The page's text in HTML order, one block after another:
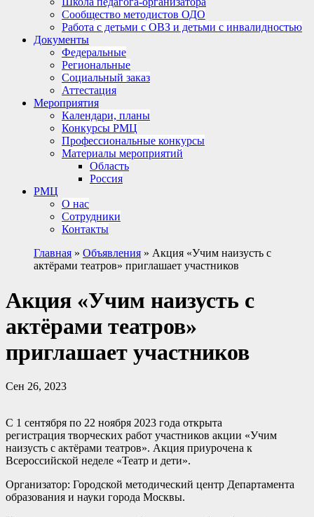
Сообщество методистов ОДО
Работа с детьми с ОВЗ и детьми с инвалидностью
Документы
Федеральные
Региональные
Социальный заказ
Аттестация
Мероприятия
Календари, планы
Конкурсы РМЦ
Профессиональные конкурсы
Материалы мероприятий
Область
Россия
РМЦ
О нас
Сотрудники
Контакты
Главная » Объявления » Акция «Учим наизусть с
актёрами театров» приглашает участников
Акция «Учим наизусть с
актёрами театров»
приглашает участников
Сен 26, 2023
С 1 сентября по 22 ноября 2023 года открыта
регистрация творческих работ участников акции «Учим
наизусть с актёрами театров». Акция приурочена к
Всероссийской неделе «Театр и дети».
Организатор: Городской методический центр Департамента
образования и науки города Москвы.